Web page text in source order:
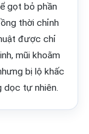
gọt bỏ phần
thời chỉnh
được chỉ
mũi khoằm
bị lộ khấc
dọc tự nhiên.